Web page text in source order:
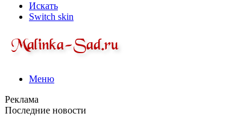
Искать
Switch skin
Меню
Реклама
Последние новости